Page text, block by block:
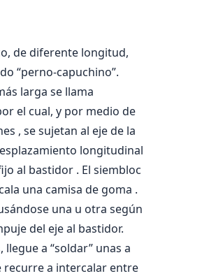
de diferente longitud,
“perno-capuchino”.
larga se llama
el cual, y por medio de
, se sujetan al eje de la
longitudinal
al bastidor . El siembloc
una camisa de goma .
una u otra según
del eje al bastidor.
a “soldar” unas a
recurre a intercalar entre